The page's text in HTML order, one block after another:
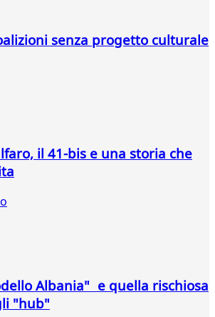
senza progetto culturale
il 41-bis e una storia che
Albania" e quella rischiosa
"hub"